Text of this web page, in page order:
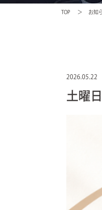
TOP お知
2026.05.22
土曜